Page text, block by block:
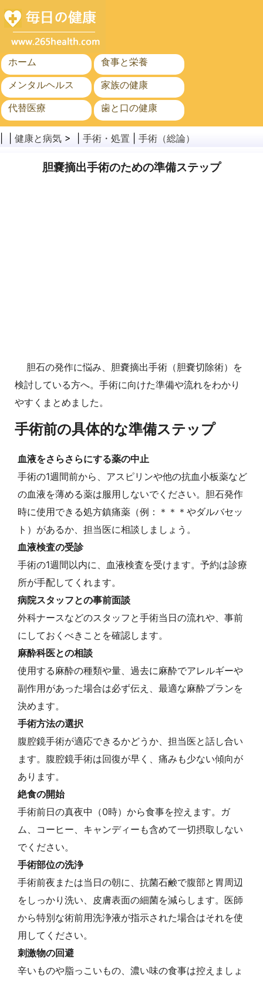
ホーム
食事と栄養
メンタルヘルス
家族の健康
代替医療
歯と口の健康
がん
公衆衛生
健康と病気 > | 手術・処置 手術（総論）
胆嚢摘出手術のための準備ステップ
胆石の発作に悩み、胆嚢摘出手術（胆嚢切除術）を
検討している方へ。手術に向けた準備や流れをわかり
やすくまとめました。
手術前の具体的な準備ステップ
血液をさらさらにする薬の中止
手術の1週間前から、アスピリンや他の抗血小板薬など
の血液を薄める薬は服用しないでください。胆石発作
時に使用できる処方鎮痛薬（例：＊＊＊やダルバセッ
ト）があるか、担当医に相談しましょう。
血液検査の受診
手術の1週間以内に、血液検査を受けます。予約は診療
所が手配してくれます。
病院スタッフとの事前面談
外科ナースなどのスタッフと手術当日の流れや、事前
にしておくべきことを確認します。
麻酔科医との相談
使用する麻酔の種類や量、過去に麻酔でアレルギーや
副作用があった場合は必ず伝え、最適な麻酔プランを
決めます。
手術方法の選択
腹腔鏡手術が適応できるかどうか、担当医と話し合い
ます。腹腔鏡手術は回復が早く、痛みも少ない傾向が
あります。
絶食の開始
手術前日の真夜中（0時）から食事を控えます。ガ
ム、コーヒー、キャンディーも含めて一切摂取しない
でください。
手術部位の洗浄
手術前夜または当日の朝に、抗菌石鹸で腹部と胃周辺
をしっかり洗い、皮膚表面の細菌を減らします。医師
から特別な術前用洗浄液が指示された場合はそれを使
用してください。
刺激物の回避
辛いものや脂っこいもの、濃い味の食事は控えましょ